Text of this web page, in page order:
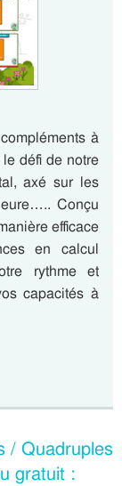
à
défi de notre
axé sur les
Conçu
efficace
en calcul
rythme et
capacités à
/ Quadruples
gratuit :